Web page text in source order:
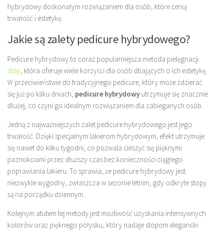
hybrydowy doskonałym rozwiązaniem dla osób, które cenią
trwałość i estetykę.
Jakie są zalety pedicure hybrydowego?
Pedicure hybrydowy to coraz popularniejsza metoda pielęgnacji
stóp , która oferuje wiele korzyści dla osób dbających o ich estetykę.
W przeciwieństwie do tradycyjnego pedicure, który może zdzierać
się już po kilku dniach, pedicure hybrydowy utrzymuje się znacznie
dłużej, co czyni go idealnym rozwiązaniem dla zabieganych osób.
Jedną z najważniejszych zalet pedicure hybrydowego jest jego
trwałość. Dzięki specjalnym lakierom hybrydowym, efekt utrzymuje
się nawet do kilku tygodni, co pozwala cieszyć się pięknymi
paznokciami przez dłuższy czas bez konieczności ciągłego
poprawiania lakieru. To sprawia, że pedicure hybrydowy jest
niezwykle wygodny, zwłaszcza w sezonie letnim, gdy odkryte stopy
są na porządku dziennym.
Kolejnym atutem tej metody jest możliwość uzyskania intensywnych
kolorów oraz pięknego połysku, który nadaje stopom elegancki